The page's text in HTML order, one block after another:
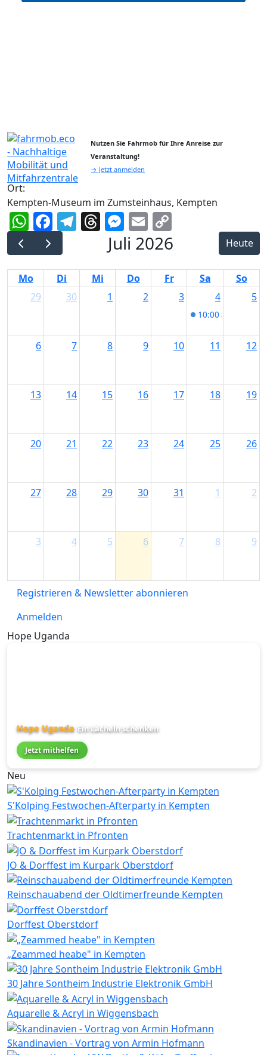
Nutzen Sie Fahrmob für Ihre Anreise zur
Veranstaltung!
→ Jetzt anmelden
Ort:
Kempten-Museum im Zumsteinhaus, Kempten
WhatsApp
Facebook
Telegram
Threads
Messenger
Email
Link
Juli 2026 Heute
Mo Di Mi Do Fr Sa
So
29
30 1 2 3 4
10:00 Stinkreich
5
6 7 8 9 10 11 12
13 14 15 16 17 18 19
20 21 22 23 24 25 26
27 28 29 30 31 1 2
3 4 5 6 7 8 9
Registrieren & Newsletter abonnieren
Anmelden
Hope Uganda
Hope Uganda Ein Lächeln schenken
Jetzt mithelfen
Neu
S'Kolping Festwochen-Afterparty in Kempten
Trachtenmarkt in Pfronten
JO & Dorffest im Kurpark Oberstdorf
Reinschauabend der Oldtimerfreunde Kempten
Dorffest Oberstdorf
„Zeammed heabe" in Kempten
30 Jahre Sontheim Industrie Elektronik GmbH
Aquarelle & Acryl in Wiggensbach
Skandinavien - Vortrag von Armin Hofmann